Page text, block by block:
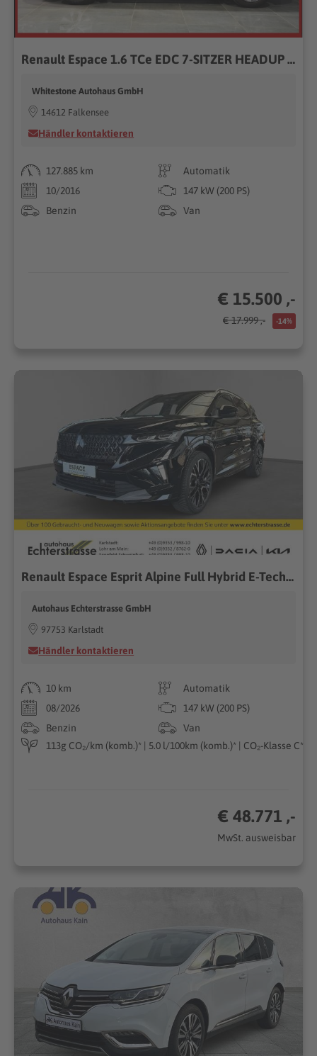
Renault Espace 1.6 TCe EDC 7-SITZER HEADUP KAMERA MASSAG
Whitestone Autohaus GmbH
14612 Falkensee
Händler kontaktieren
127.885 km
Automatik
10/2016
147 kW (200 PS)
Benzin
Van
€ 15.500 ,-
€ 17.999 ,- -14%
Renault Espace Esprit Alpine Full Hybrid E-Tech 200 7-S
Autohaus Echterstrasse GmbH
97753 Karlstadt
Händler kontaktieren
10 km
Automatik
08/2026
147 kW (200 PS)
Benzin
Van
113g CO₂/km (komb.)* | 5.0 l/100km (komb.)* | CO₂-Klasse C*
€ 48.771 ,-
MwSt. ausweisbar